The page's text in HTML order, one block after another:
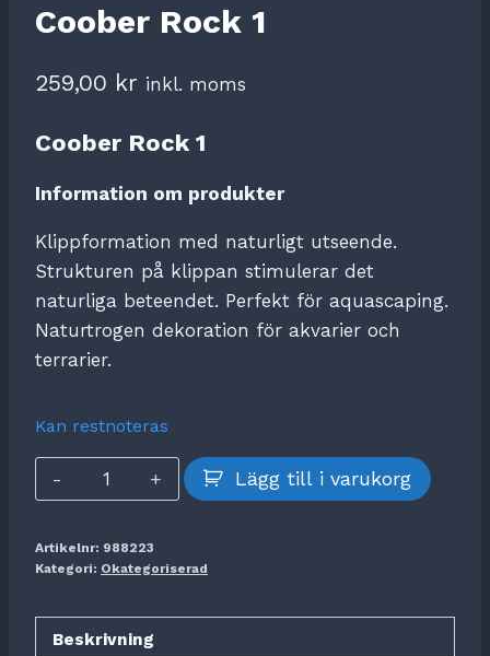
Coober Rock 1
259,00 kr inkl. moms
Coober Rock 1
Information om produkter
Klippformation med naturligt utseende.
Strukturen på klippan stimulerar det
naturliga beteendet. Perfekt för aquascaping.
Naturtrogen dekoration för akvarier och
terrarier.
Kan restnoteras
Coober
Rock
mängd
Lägg till i varukorg
Artikelnr: 988223
Kategori: Okategoriserad
Beskrivning